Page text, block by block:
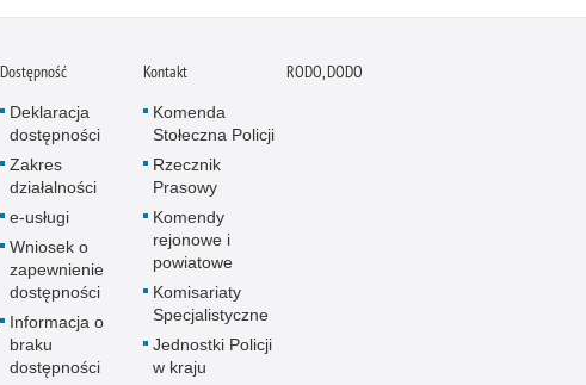
Dostępność
Deklaracja
dostępności
Zakres
działalności
e-usługi
Wniosek o
zapewnienie
dostępności
Informacja o
braku
dostępności
Kontakt
Komenda
Stołeczna Policji
Rzecznik
Prasowy
Komendy
rejonowe i
powiatowe
Komisariaty
Specjalistyczne
Jednostki Policji
w kraju
RODO, DODO